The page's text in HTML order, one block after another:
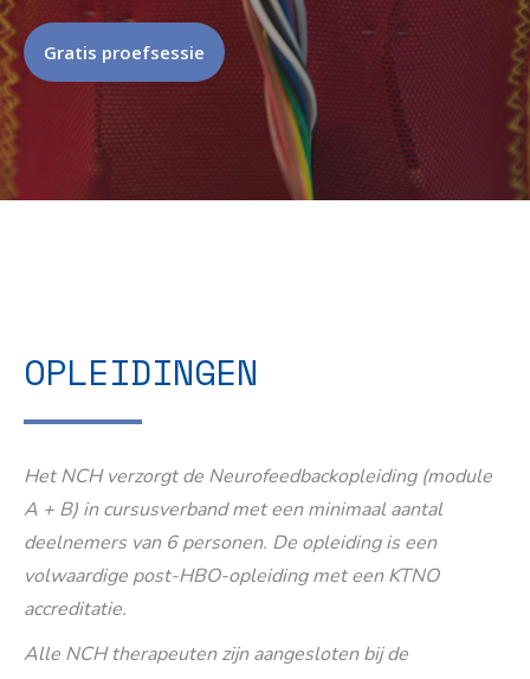
Gratis proefsessie
OPLEIDINGEN
Het NCH verzorgt de Neurofeedbackopleiding (module
A + B) in cursusverband met een minimaal aantal
deelnemers van 6 personen. De opleiding is een
volwaardige post-HBO-opleiding met een KTNO
accreditatie.
Alle NCH therapeuten zijn aangesloten bij de